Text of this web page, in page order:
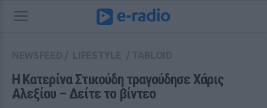
Η Κατερίνα Στικούδη τραγούδησε Χάρις
Αλεξίου – Δείτε το βίντεο